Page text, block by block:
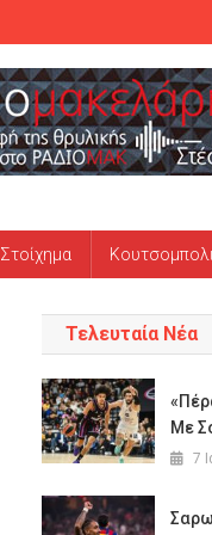
Στοίχημα
Τελευταία Νέα
Με
7